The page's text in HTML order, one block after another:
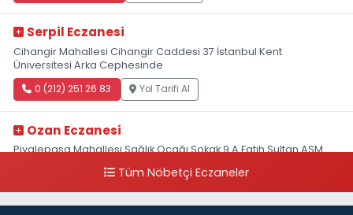
Serpil Eczanesi
Cihangir Mahallesi Cihangir Caddesi 37 İstanbul Kent
Üniversitesi Arka Cephesinde
0 (212) 251 26 83 Yol Tarifi Al
Ozan Eczanesi
Piyalepaşa Mahallesi Sağlık Ocağı Sokak 9 A Fatih Sultan ASM
Tüm Nöbetçi Eczaneler